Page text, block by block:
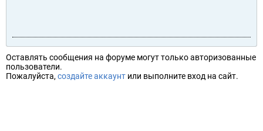
Оставлять сообщения на форуме могут только авторизованные
пользователи.
Пожалуйста, создайте аккаунт или выполните вход на сайт.